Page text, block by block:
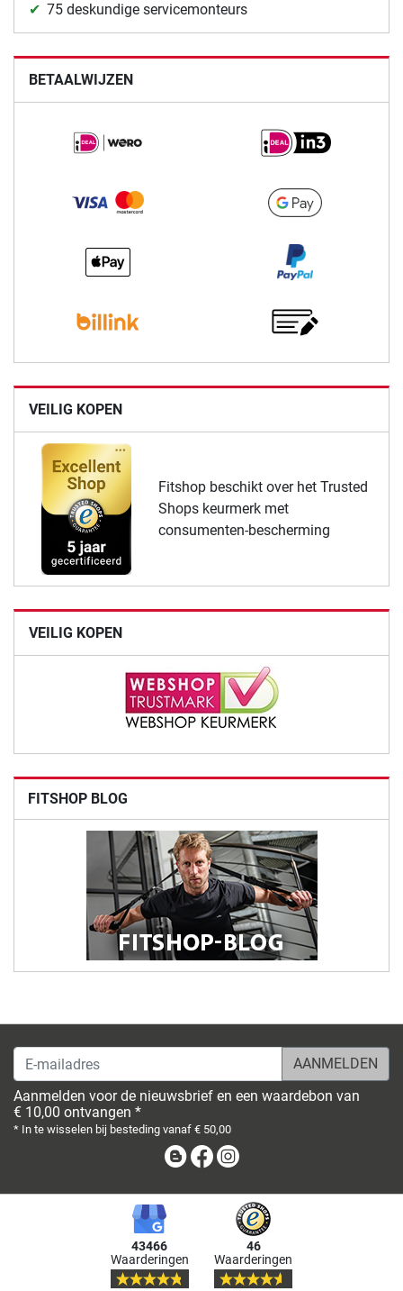
75 deskundige servicemonteurs
BETAALWIJZEN
VEILIG KOPEN
Fitshop beschikt over het Trusted
Shops keurmerk met
consumenten-bescherming
VEILIG KOPEN
FITSHOP BLOG
E-mailadres
Aanmelden voor de nieuwsbrief en een waardebon van
€ 10,00 ontvangen *
* In te wisselen bij besteding vanaf € 50,00
BlogFacebook
43466
Waarderingen
46
Waarderingen